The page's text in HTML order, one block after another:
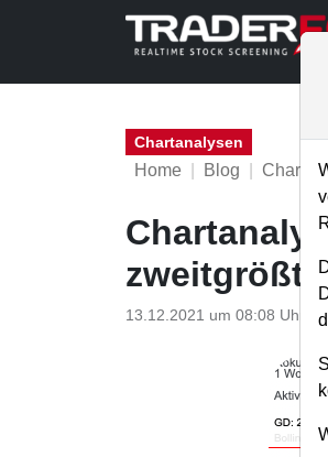
Chartanalysen
Home Blog
13.12.2021 um 08:08 Uhr